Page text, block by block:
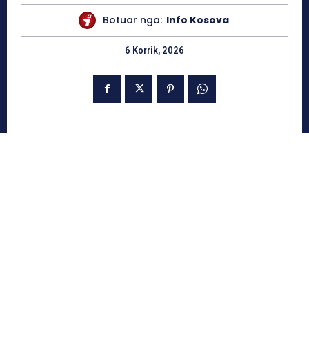
Botuar nga: Info Kosova
6 Korrik, 2026